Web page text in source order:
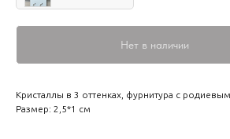
Нет в наличии
Кристаллы в 3 оттенках, фурнитура с
Размер: 2,5*1 см